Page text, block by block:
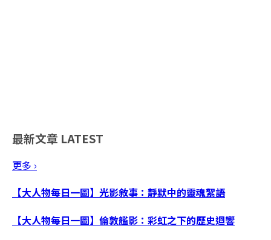
最新文章 LATEST
更多 ›
【大人物每日一圖】光影敘事：靜默中的靈魂絮語
【大人物每日一圖】倫敦艦影：彩虹之下的歷史迴響